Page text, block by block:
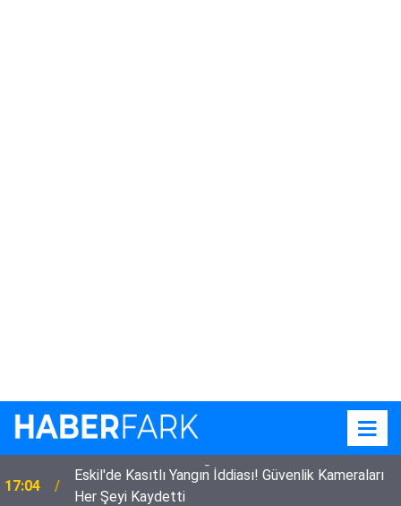
17:04
Eskil'de Kasıtlı Yangın İddiası! Güvenlik Kameraları
Her Şeyi Kaydetti